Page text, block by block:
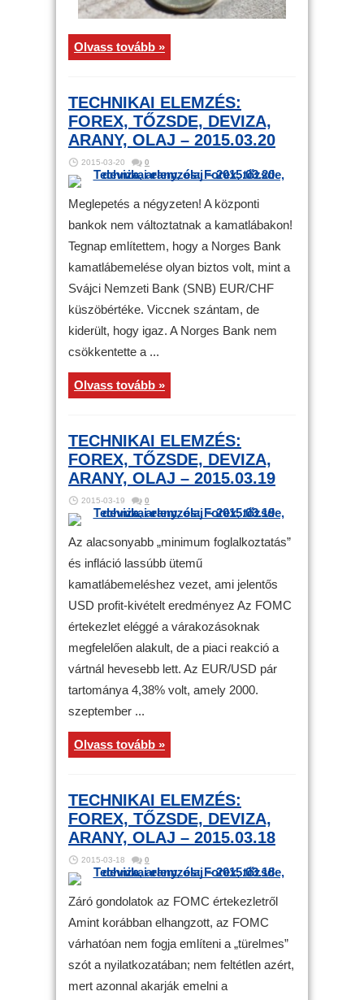
Olvass tovább »
TECHNIKAI ELEMZÉS:
FOREX, TŐZSDE, DEVIZA,
ARANY, OLAJ – 2015.03.20
2015-03-20 0
Meglepetés a négyzeten! A központi
bankok nem változtatnak a kamatlábakon!
Tegnap említettem, hogy a Norges Bank
kamatlábemelése olyan biztos volt, mint a
Svájci Nemzeti Bank (SNB) EUR/CHF
küszöbértéke. Viccnek szántam, de
kiderült, hogy igaz. A Norges Bank nem
csökkentette a ...
Olvass tovább »
TECHNIKAI ELEMZÉS:
FOREX, TŐZSDE, DEVIZA,
ARANY, OLAJ – 2015.03.19
2015-03-19 0
Az alacsonyabb „minimum foglalkoztatás”
és infláció lassúbb ütemű
kamatlábemeléshez vezet, ami jelentős
USD profit-kivételt eredményez Az FOMC
értekezlet eléggé a várakozásoknak
megfelelően alakult, de a piaci reakció a
vártnál hevesebb lett. Az EUR/USD pár
tartománya 4,38% volt, amely 2000.
szeptember ...
Olvass tovább »
TECHNIKAI ELEMZÉS:
FOREX, TŐZSDE, DEVIZA,
ARANY, OLAJ – 2015.03.18
2015-03-18 0
Záró gondolatok az FOMC értekezletről
Amint korábban elhangzott, az FOMC
várhatóan nem fogja említeni a „türelmes”
szót a nyilatkozatában; nem feltétlen azért,
mert azonnal akarják emelni a